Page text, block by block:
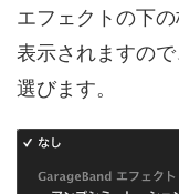
エフェクトの下
表示されますの
選びます。